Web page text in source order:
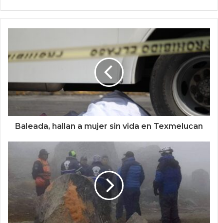
Baleada, hallan a mujer sin vida en Texmelucan